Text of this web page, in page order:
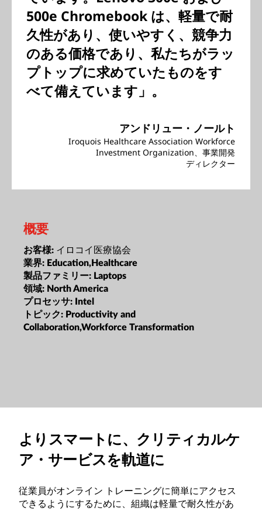
500e Chromebook は、軽量で耐
久性があり、使いやすく、競争力
のある価格であり、私たちがラッ
プトップに求めていたものをす
べて備えています」。
アンドリュー・ノールト
Iroquois Healthcare Association Workforce
Investment Organization、事業開発
ディレクター
概要
お客様: イロコイ医療協会
業界: Education,Healthcare
製品ファミリー: Laptops
領域: North America
プロセッサ: Intel
トピック: Productivity and
Collaboration,Workforce Transformation
よりスマートに、クリティカルケ
ア・サービスを軌道に
従業員がオンライン トレーニングに簡単にアクセス
できるようにするために、組織は軽量で耐久性があ